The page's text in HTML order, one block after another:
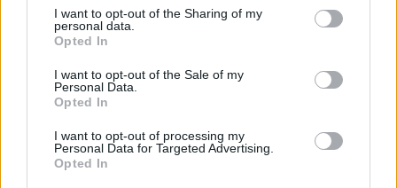
de su consentimiento, pero usted tiene el derecho de
rechazar tal procesamiento. Sus preferencias se aplicarán
cualquier momento entrando de nuevo en este sitio web o
visitando nuestra política de privacidad.
I want to opt-out of the Sharing of my
personal data.
Opted In
I want to opt-out of the Sale of my
Personal Data.
Opted In
I want to opt-out of processing my
Personal Data for Targeted Advertising.
Opted In